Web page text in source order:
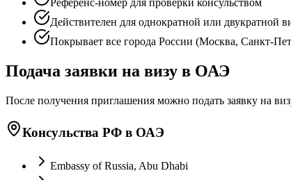
Референс-номер для проверки консульством
Действителен для однократной или двукратной
Покрывает все города России (Москва, Санкт-
Подача заявки на визу в ОАЭ
После получения приглашения можно подать заявку на
Консульства РФ в ОАЭ
Embassy of Russia, Abu Dhabi